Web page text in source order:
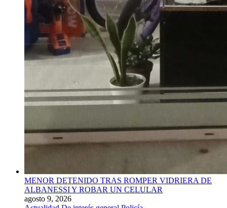
MENOR DETENIDO TRAS ROMPER VIDRIERA DE
ALBANESSI Y ROBAR UN CELULAR
agosto 9, 2026